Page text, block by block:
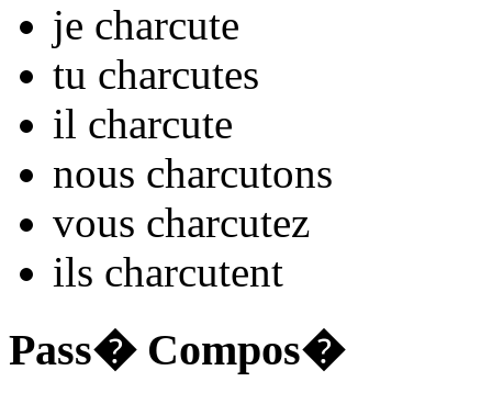
je charcute
tu charcutes
il charcute
nous charcutons
vous charcutez
ils charcutent
Pass� Compos�